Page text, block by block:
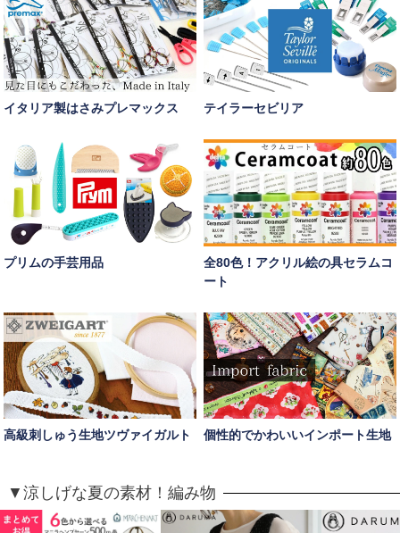
イタリア製はさみプレマックス テイラーセビリア
プリムの手芸用品
全80色！アクリル絵の具セラムコ
ート
高級刺しゅう生地ツヴァイガルト 個性的でかわいいインポート生地
▼涼しげな夏の素材！編み物